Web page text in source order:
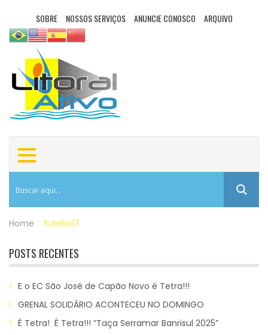
SOBRE NOSSOS SERVIÇOS ANUNCIE CONOSCO ARQUIVO
Home futebol7
POSTS RECENTES
E o EC São José de Capão Novo é Tetra!!!
GRENAL SOLIDÁRIO ACONTECEU NO DOMINGO
É Tetra! É Tetra!!! “Taça Serramar Banrisul 2025”